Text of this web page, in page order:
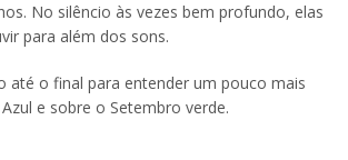
No silêncio às vezes bem profundo, elas
para além dos sons.
até o final para entender um pouco mais
e sobre o Setembro verde.